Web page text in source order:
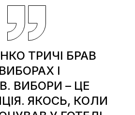
ТРИЧІ БРАВ
І
ВИБОРИ – ЦЕ
ЯКОСЬ, КОЛИ